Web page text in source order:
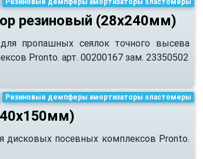
резиновый (28х240мм)
пропашных сеялок точного высева
Pronto. арт. 00200167 зам. 23350502
Резиновые демпферы амортизаторы эластомеры
дисковых посевных комплексов Pronto.